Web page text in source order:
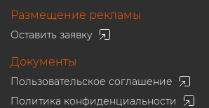
Размещение рекламы
Оставить заявку
Документы
Пользовательское соглашение
Политика конфиденциальности